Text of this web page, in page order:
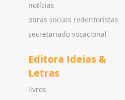
notícias
obras sociais redentoristas
secretariado vocacional
Editora Ideias &
Letras
livros